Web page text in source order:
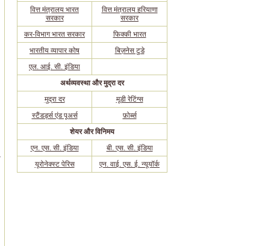
वित्त मंत्रालय भारत
सरकार
वित्त मंत्रालय हरियाणा
सरकार
कर-विभाग भारत सरकार
फिक्की भारत
भारतीय व्यापार कोष
बिज़नेस टुडे
एल. आई. सी. इंडिया
अर्थव्यवस्था और मुद्रा दर
मुद्रा दर
मूडी रेटिंग्स
स्टैंडर्ड्स एंड पूअर्स
फ़ोर्ब्स
शेयर और विनिमय
एन. एस. सी. इंडिया
बी. एस. सी. इंडिया
यूरोनेक्स्ट पेरिस
एन. वाई. एस. ई. न्यूयॉर्क